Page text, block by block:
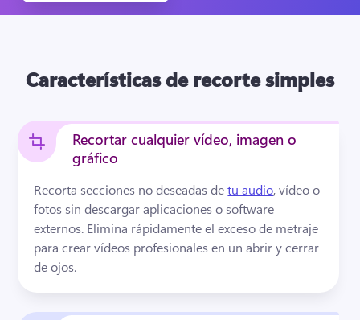
Iniciar sesión
Probar gratis
Características de recorte simples
Recortar cualquier vídeo, imagen o
gráfico
Recorta secciones no deseadas de tu audio, vídeo o
fotos sin descargar aplicaciones o software
externos. Elimina rápidamente el exceso de metraje
para crear vídeos profesionales en un abrir y cerrar
de ojos.